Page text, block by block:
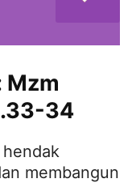
Mzm
34
membangun